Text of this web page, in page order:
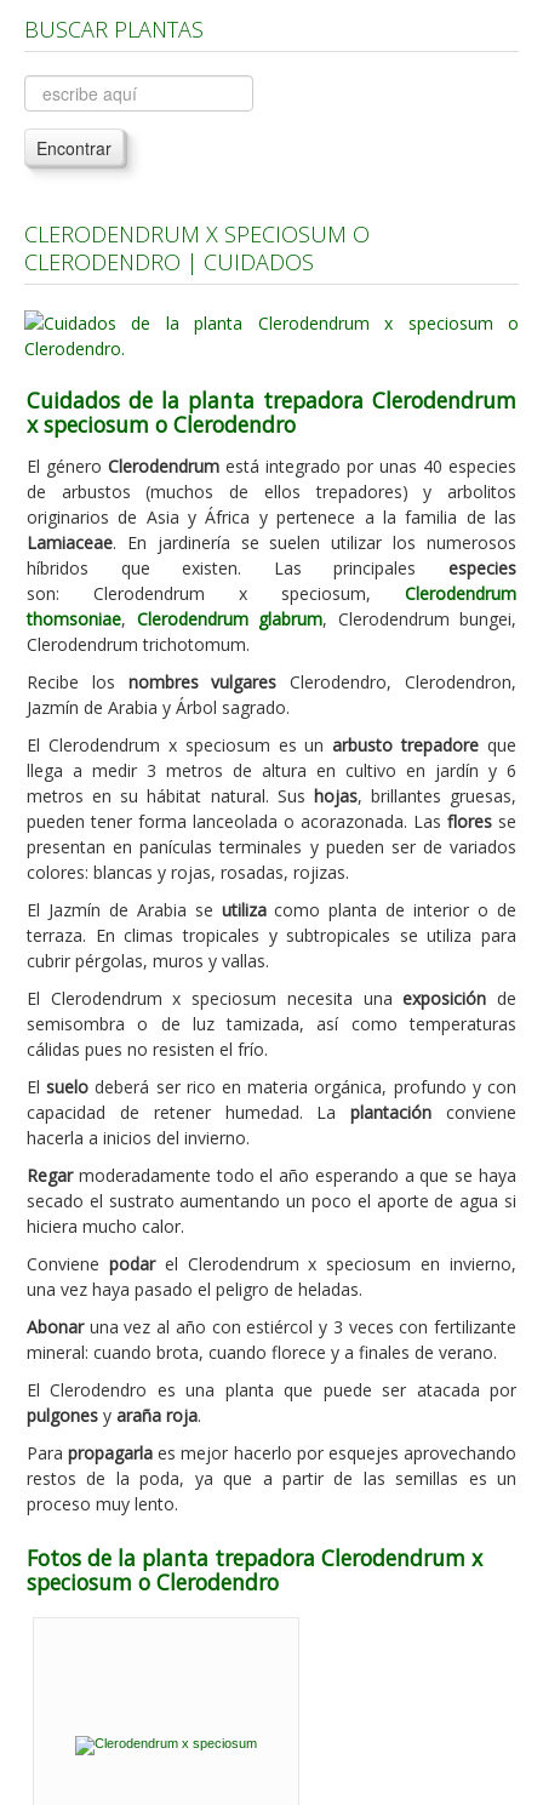
Árboles, Cicas y Palmeras de la G a la Z
Plantas Anuales y Perennes
Plantas Bulbosas y Acuáticas
Plantas de Interior
Plantas Aromáticas y de Huerto
Plantas Carnívoras y Orquídeas
Consejos
Hemisferio Sur
Enfermedades
Animales
Hongos
Carencias
Fotos
Árboles y Palmeras
Arbustos y Trepadoras
Cactus y Suculentas
BUSCAR PLANTAS
Encontrar
CLERODENDRUM X SPECIOSUM O
CLERODENDRO | CUIDADOS
Cuidados de la planta trepadora Clerodendrum
x speciosum o Clerodendro
El género Clerodendrum está integrado por unas 40 especies
de arbustos (muchos de ellos trepadores) y arbolitos
originarios de Asia y África y pertenece a la familia de las
Lamiaceae. En jardinería se suelen utilizar los numerosos
híbridos que existen. Las principales especies
son: Clerodendrum x speciosum, Clerodendrum
thomsoniae, Clerodendrum glabrum, Clerodendrum bungei,
Clerodendrum trichotomum.
Recibe los nombres vulgares Clerodendro, Clerodendron,
Jazmín de Arabia y Árbol sagrado.
El Clerodendrum x speciosum es unarbusto trepadore que
llega a medir 3 metros de altura en cultivo en jardín y 6
metros en su hábitat natural. Sus hojas, brillantes gruesas,
pueden tener forma lanceolada o acorazonada. Las flores se
presentan en panículas terminales y pueden ser de variados
colores: blancas y rojas, rosadas, rojizas.
El Jazmín de Arabia se utilizacomo planta de interior o de
terraza. En climas tropicales y subtropicales se utiliza para
cubrir pérgolas, muros y vallas.
El Clerodendrum x speciosum necesita unaexposición de
semisombra o de luz tamizada, así como temperaturas
cálidas pues no resisten el frío.
Elsuelo deberá ser rico en materia orgánica, profundo y con
capacidad de retener humedad. Laplantación conviene
hacerla a inicios del invierno.
Regarmoderadamente todo el año esperando a que se haya
secado el sustrato aumentando un poco el aporte de agua si
hiciera mucho calor.
Conviene podarel Clerodendrum x speciosum en invierno,
una vez haya pasado el peligro de heladas.
Abonaruna vez al año con estiércol y 3 veces con fertilizante
mineral: cuando brota, cuando florece y a finales de verano.
El Clerodendro es una planta que puede ser atacada por
pulgones y araña roja.
Parapropagarla es mejor hacerlo por esquejes aprovechando
restos de la poda, ya que a partir de las semillas es un
proceso muy lento.
Fotos de la planta trepadora Clerodendrum x
speciosum o Clerodendro